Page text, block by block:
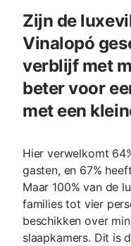
Zijn de
Vinalopó
verblijf met
beter voor
met een
Hier verwelkomt
gasten, en 67%
Maar 100% van de
families tot vier
beschikken over
slaapkamers. Dit is